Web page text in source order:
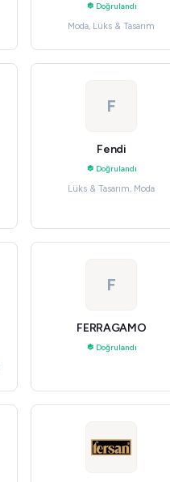
Doğrulandı
Moda, Lüks & Tasarım
F
Fendi
Doğrulandı
Lüks & Tasarım, Moda
F
FERRAGAMO
Doğrulandı